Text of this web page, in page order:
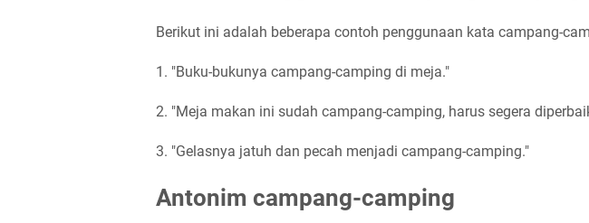
Berikut ini adalah beberapa contoh penggunaan kata campang-
1. "Buku-bukunya campang-camping di meja."
2. "Meja makan ini sudah campang-camping, harus segera
3. "Gelasnya jatuh dan pecah menjadi campang-camping."
Antonim campang-camping